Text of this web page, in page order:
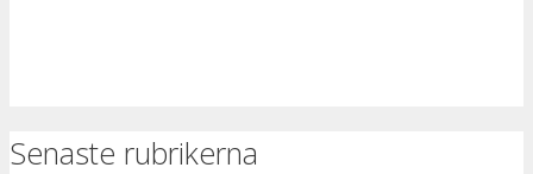
Senaste rubrikerna